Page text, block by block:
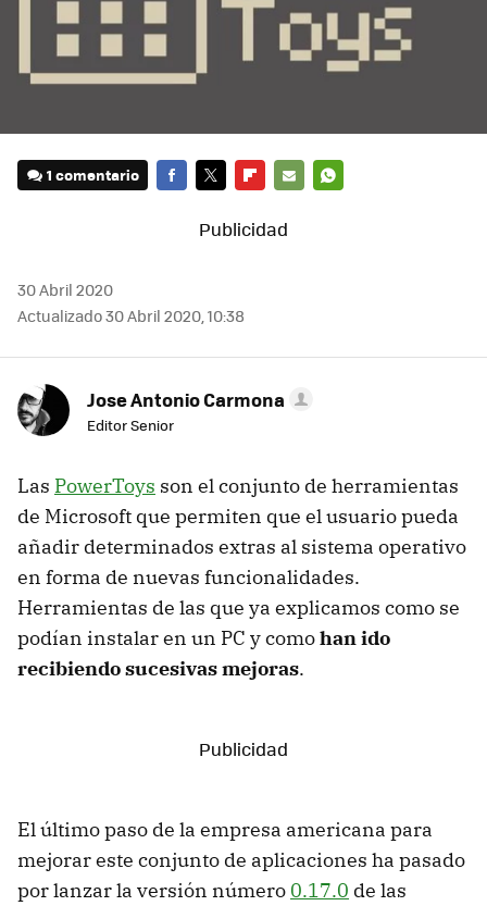
1 comentario
MAIL
30 Abril 2020
Actualizado 30 Abril 2020, 10:38
Jose Antonio Carmona
Editor Senior
Las PowerToys son el conjunto de herramientas
de Microsoft que permiten que el usuario pueda
añadir determinados extras al sistema operativo
en forma de nuevas funcionalidades.
Herramientas de las que ya explicamos como se
podían instalar en un PC y comohan ido
recibiendo sucesivas mejoras.
El último paso de la empresa americana para
mejorar este conjunto de aplicaciones ha pasado
por lanzar la versión número 0.17.0 de las